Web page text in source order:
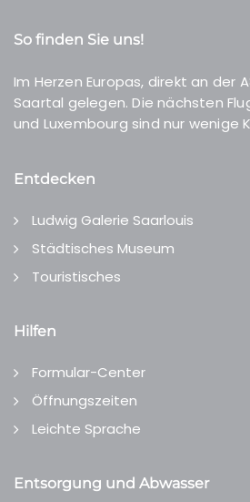
So finden Sie uns!
Im Herzen Europas, direkt an der
Saartal gelegen. Die nächsten
und Luxembourg sind nur wenige
Entdecken
Ludwig Galerie Saarlouis
Städtisches Museum
Touristisches
Hilfen
Formular-Center
Öffnungszeiten
Leichte Sprache
Entsorgung und Abwasser